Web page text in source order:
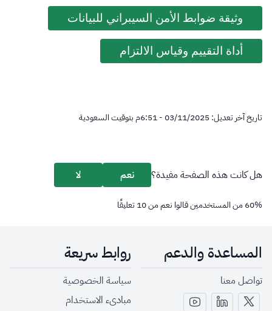
وثيقة ضوابط الأمن السيبراني للبيانات
أداة التقييم وقياس الالتزام
تاريخ آخر تعديل:03/11/2025 - 6:51 مبتوقيت السعودية
هل كانت هذه الصفحة مفيدة؟ نعم لا
60% من المستخدمين قالوا نعم من10تعليقًا
المساعدة والدعم
تواصل معنا
روابط سريعة
سياسة الخصوصية
مبادىء الاستخدام